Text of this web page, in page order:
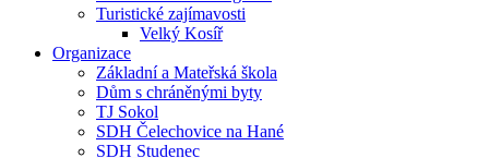
Turistické zajímavosti
Velký Kosíř
Organizace
Základní a Mateřská škola
Dům s chráněnými byty
TJ Sokol
SDH Čelechovice na Hané
SDH Studenec